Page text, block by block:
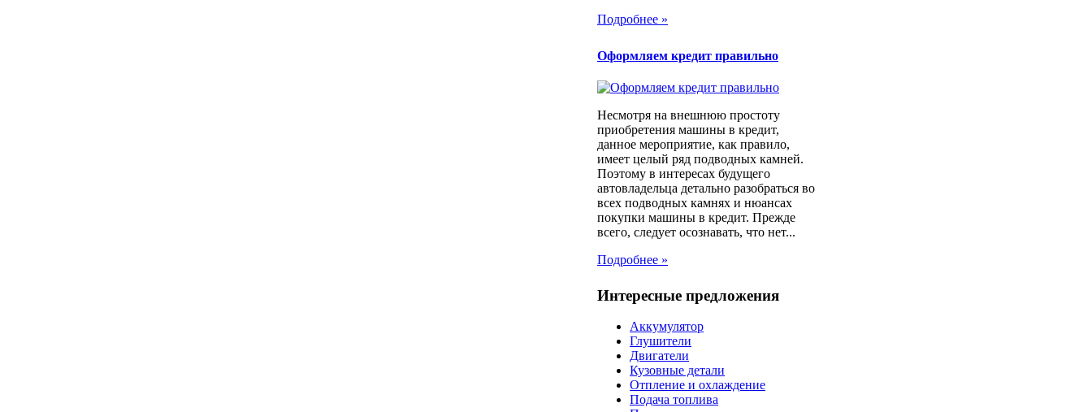
Подробнее »
Оформляем кредит правильно
Несмотря на внешнюю простоту
приобретения машины в кредит,
данное мероприятие, как правило,
имеет целый ряд подводных камней.
Поэтому в интересах будущего
автовладельца детально разобраться во
всех подводных камнях и нюансах
покупки машины в кредит. Прежде
всего, следует осознавать, что нет...
Подробнее »
Интересные предложения
Аккумулятор
Глушители
Двигатели
Кузовные детали
Отпление и охлаждение
Подача топлива